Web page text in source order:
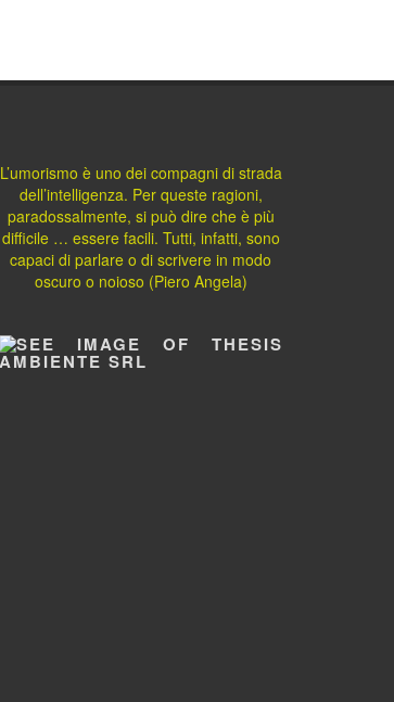
L’umorismo è uno dei compagni di strada
dell’intelligenza. Per queste ragioni,
paradossalmente, si può dire che è più
difficile … essere facili. Tutti, infatti, sono
capaci di parlare o di scrivere in modo
oscuro o noioso (Piero Angela)